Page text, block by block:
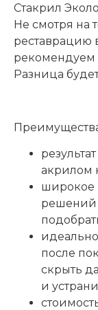
Стакрил
Не смотря на
реставрацию
рекомендуем
Разница
акрилом
широкое
решений
после
скрыть
и